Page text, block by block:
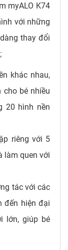
myALO K74
với những
thay đổi
khác nhau,
bé nhiều
20 hình nền
riêng với 5
làm quen với
tác với các
đến hiện đại
lớn, giúp bé